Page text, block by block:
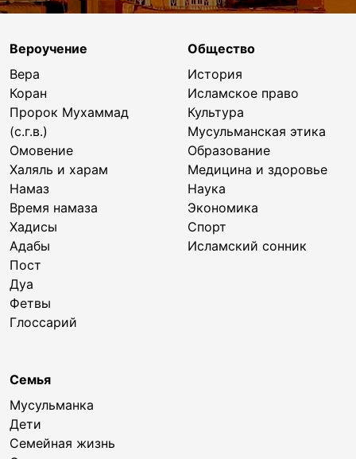
Вероучение
Вера
Коран
Пророк Мухаммад
(с.г.в.)
Омовение
Халяль и харам
Намаз
Время намаза
Хадисы
Адабы
Пост
Дуа
Фетвы
Глоссарий
Общество
История
Исламское право
Культура
Мусульманская этика
Образование
Медицина и здоровье
Наука
Экономика
Спорт
Исламский сонник
Семья
Мусульманка
Дети
Семейная жизнь